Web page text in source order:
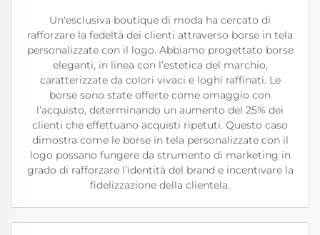
Un'esclusiva boutique di moda ha cercato di
rafforzare la fedeltà dei clienti attraverso borse in tela
personalizzate con il logo. Abbiamo progettato borse
eleganti, in linea con l’estetica del marchio,
caratterizzate da colori vivaci e loghi raffinati. Le
borse sono state offerte come omaggio con
l’acquisto, determinando un aumento del 25% dei
clienti che effettuano acquisti ripetuti. Questo caso
dimostra come le borse in tela personalizzate con il
logo possano fungere da strumento di marketing in
grado di rafforzare l’identità del brand e incentivare la
fidelizzazione della clientela.